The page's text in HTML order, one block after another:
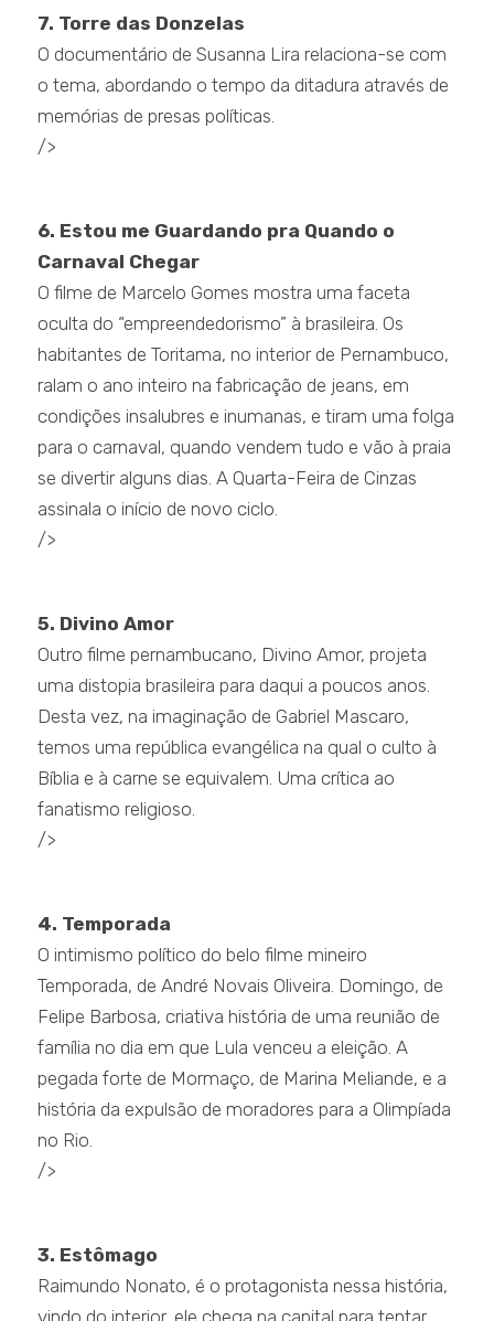
7. Torre das Donzelas
O documentário de Susanna Lira relaciona-se com
o tema, abordando o tempo da ditadura através de
memórias de presas políticas.
/>
6. Estou me Guardando pra Quando o
Carnaval Chegar
O filme de Marcelo Gomes mostra uma faceta
oculta do “empreendedorismo” à brasileira. Os
habitantes de Toritama, no interior de Pernambuco,
ralam o ano inteiro na fabricação de jeans, em
condições insalubres e inumanas, e tiram uma folga
para o carnaval, quando vendem tudo e vão à praia
se divertir alguns dias. A Quarta-Feira de Cinzas
assinala o início de novo ciclo.
/>
5. Divino Amor
Outro filme pernambucano, Divino Amor, projeta
uma distopia brasileira para daqui a poucos anos.
Desta vez, na imaginação de Gabriel Mascaro,
temos uma república evangélica na qual o culto à
Bíblia e à carne se equivalem. Uma crítica ao
fanatismo religioso.
/>
4. Temporada
O intimismo político do belo filme mineiro
Temporada, de André Novais Oliveira. Domingo, de
Felipe Barbosa, criativa história de uma reunião de
família no dia em que Lula venceu a eleição. A
pegada forte de Mormaço, de Marina Meliande, e a
história da expulsão de moradores para a Olimpíada
no Rio.
/>
3. Estômago
Raimundo Nonato, é o protagonista nessa história,
vindo do interior, ele chega na capital para tentar